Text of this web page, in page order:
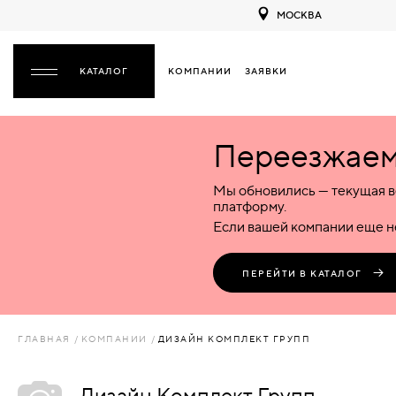
МОСКВА
КОМПАНИИ ЗАЯВКИ
НАЗАД
ПЛАСТИКОВЫЕ
КОМБИНИРОВАННЫЕ
Межкомнатные
Деревянные
Пластиковые
Комбинированные
Входные
Металлические
Пластиковые
Стеклянные
Комбинированные
Специализированные
Металлические
Пластиковые
Стеклянные
Комбинированные
Мы обновились — текущая
платформу.
Если вашей компании еще
ПЕРЕЙТИ В КАТАЛОГ
ГЛАВНАЯ КОМПАНИИ ДИЗАЙН КОМПЛЕКТ ГРУПП